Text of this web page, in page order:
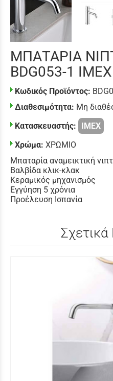
ΜΠΑΤΑΡΙΑ
BDG053-1 IMEX
Κωδικός Προϊόντος:
Διαθεσιμότητα: Μη
Κατασκευαστής:
IMEX
Χρώμα: ΧΡΩΜΙΟ
Μπαταρία αναμεικτική
Βαλβίδα κλικ-κλακ
Κεραμικός μηχανισμός
Εγγύηση 5 χρόνια
Προέλευση Ισπανία